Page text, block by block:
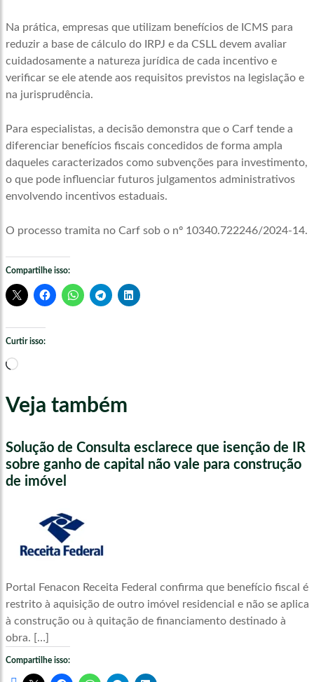
Na prática, empresas que utilizam benefícios de ICMS para
reduzir a base de cálculo do IRPJ e da CSLL devem avaliar
cuidadosamente a natureza jurídica de cada incentivo e
verificar se ele atende aos requisitos previstos na legislação e
na jurisprudência.
Para especialistas, a decisão demonstra que o Carf tende a
diferenciar benefícios fiscais concedidos de forma ampla
daqueles caracterizados como subvenções para investimento,
o que pode influenciar futuros julgamentos administrativos
envolvendo incentivos estaduais.
O processo tramita no Carf sob o nº 10340.722246/2024-14.
Compartilhe isso:
Curtir isso:
Carregando...
Veja também
Solução de Consulta esclarece que isenção de IR
sobre ganho de capital não vale para construção
de imóvel
Portal Fenacon Receita Federal confirma que benefício fiscal é
restrito à aquisição de outro imóvel residencial e não se aplica
à construção ou à quitação de financiamento destinado à
obra. […]
Compartilhe isso: